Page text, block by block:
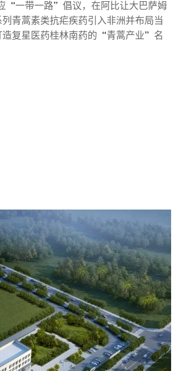
“一带一路”倡议，在阿比让大巴萨姆
青蒿素类抗疟疾药引入非洲并布局当
造复星医药桂林南药的“青蒿产业”名